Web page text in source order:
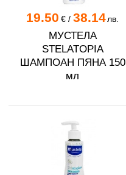
19.50 €/ 38.14лв.
МУСТЕЛА
STELATOPIA
ШАМПОАН ПЯНА 150
мл